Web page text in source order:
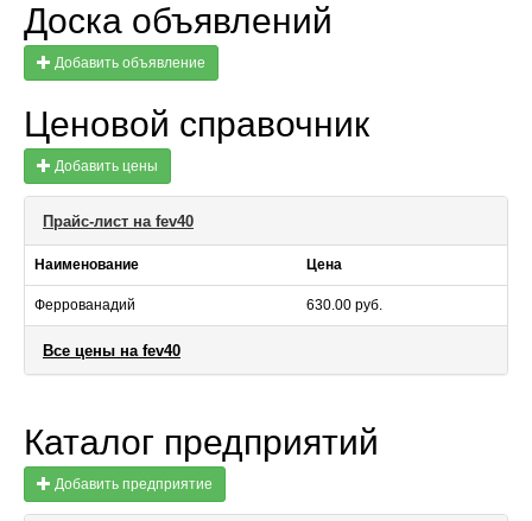
Доска объявлений
Добавить объявление
Ценовой справочник
Добавить цены
Прайс-лист на fev40
Наименование Цена
Феррованадий 630.00 руб.
Все цены на fev40
Каталог предприятий
Добавить предприятие